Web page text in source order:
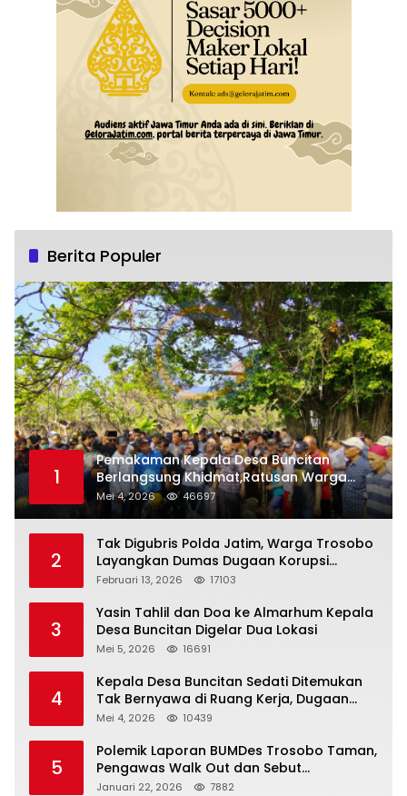
Berita Populer
1
Pemakaman Kepala Desa Buncitan
Berlangsung Khidmat,Ratusan Warga
Larut Dalam Duka Yang Mendalam
Mei 4, 2026 46697
2
Tak Digubris Polda Jatim, Warga Trosobo
Layangkan Dumas Dugaan Korupsi
Oknum DPRD Sidoarjo ke Kapolri
Februari 13, 2026 17103
3
Yasin Tahlil dan Doa ke Almarhum Kepala
Desa Buncitan Digelar Dua Lokasi
Mei 5, 2026 16691
4
Kepala Desa Buncitan Sedati Ditemukan
Tak Bernyawa di Ruang Kerja, Dugaan
Bunuh Diri Menguat
Mei 4, 2026 10439
5
Polemik Laporan BUMDes Trosobo Taman,
Pengawas Walk Out dan Sebut
Kejanggalan
Januari 22, 2026 7882